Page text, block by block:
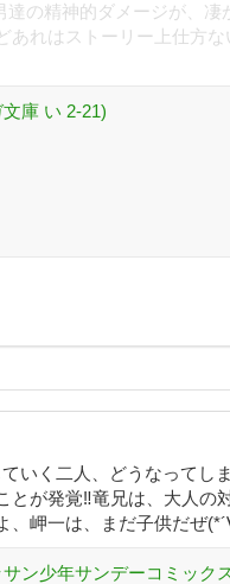
の精神的ダメージが、凄
れはストーリー上仕方な
庫 い 2-21)
いく二人、どうなってしま
が発覚‼竜兄は、大人の
、岬一は、まだ子供だぜ
ン少年サンデーコミック